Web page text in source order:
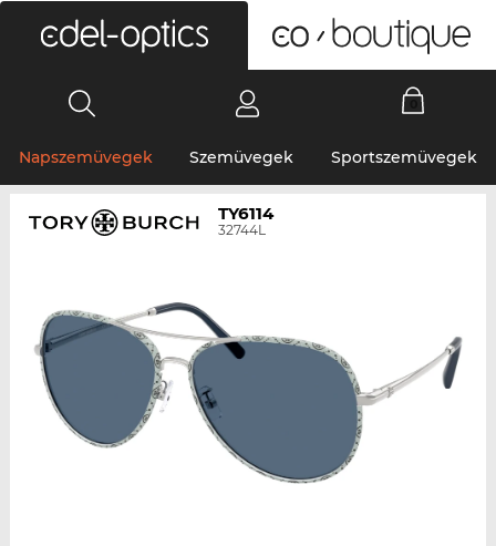
Napszemüvegek Szemüvegek Sportszemüvegek
TY6114
32744L